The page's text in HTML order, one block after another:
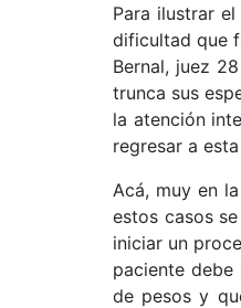
Para ilustrar
dificultad que
Bernal, juez
trunca sus
la atención
regresar a
Acá, muy en
estos casos
iniciar un
paciente debe
de pesos y